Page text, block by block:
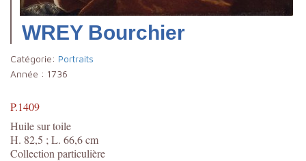
WREY Bourchier
Catégorie: Portraits
Année : 1736
P.1409
Huile sur toile
H. 82,5 ; L. 66,6 cm
Collection particulière